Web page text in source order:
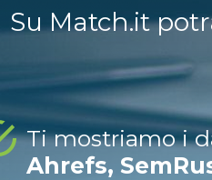
Su Match.it
Ti mostriamo i
Ahrefs,